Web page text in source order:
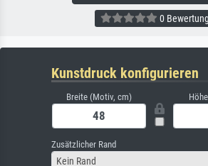
0
Kunstdruck konfigurieren
Breite (Motiv, cm)
Zusätzlicher Rand
Kein Rand